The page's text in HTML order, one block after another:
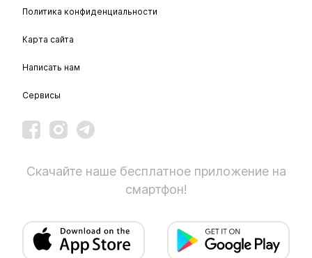
Политика конфиденциальности
Карта сайта
Написать нам
Сервисы
Скачайте наше бесплатное приложение на
смартфон!